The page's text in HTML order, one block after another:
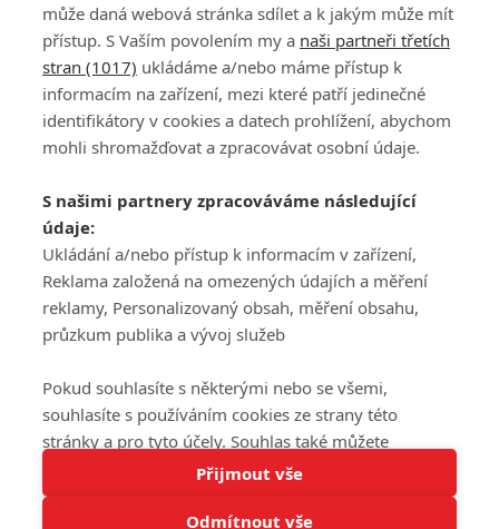
Tato stránka používá soubory cookies.
PŘIHLÁSIT
REGISTROVAT
DISKUZE
Šéfredaktorkou webu jePetr Slavík, e-mailserialy@fandimefilmu.cz
Máte-li zájem o inzerci na našem webu napište nám na e-mail
studio@koncal.com
Ochrana osobních údajů|Zásady používání cookies |Pravidla webu
Upravit nastavení soukromí
© 2016 – 2026 FandimeSerialum.cz / All rights reserved /
může daná webová stránka sdílet a k jakým může mít
přístup. S Vaším povolením my a naši partneři třetích
stran (1017) ukládáme a/nebo máme přístup k
informacím na zařízení, mezi které patří jedinečné
identifikátory v cookies a datech prohlížení, abychom
mohli shromažďovat a zpracovávat osobní údaje.
S našimi partnery zpracováváme následující
údaje:
Ukládání a/nebo přístup k informacím v zařízení,
Reklama založená na omezených údajích a měření
reklamy, Personalizovaný obsah, měření obsahu,
průzkum publika a vývoj služeb
Pokud souhlasíte s některými nebo se všemi,
souhlasíte s používáním cookies ze strany této
stránky a pro tyto účely. Souhlas také můžete
odmítnout, ale v takovém případě vám na stránce
nebudou k dispozici některé personalizované funkce.
Vaše volby souhlasu se budou vztahovat pouze na
Přijmout vše
Odmítnout vše